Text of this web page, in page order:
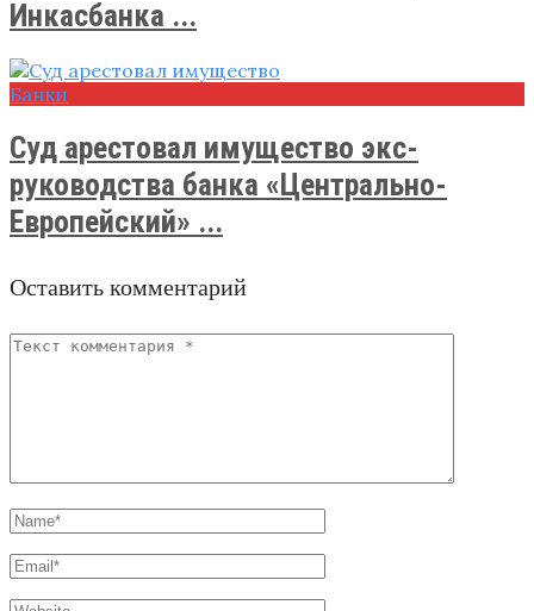
Инкасбанка ...
Банки
Суд арестовал имущество экс-
руководства банка «Центрально-
Европейский» ...
Оставить комментарий